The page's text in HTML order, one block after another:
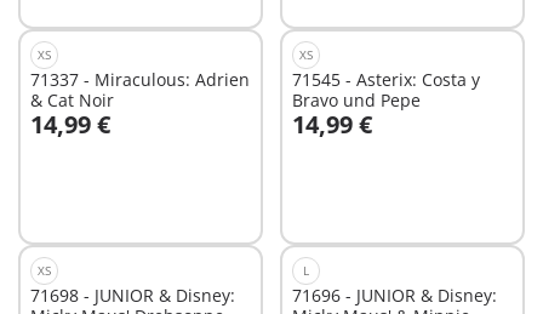
XS
71337 - Miraculous: Adrien
& Cat Noir
14,99 €
In den Warenkorb
XS
71545 - Asterix: Costa y
Bravo und Pepe
14,99 €
In den Warenkorb
XS
71698 - JUNIOR & Disney:
L
71696 - JUNIOR & Disney: